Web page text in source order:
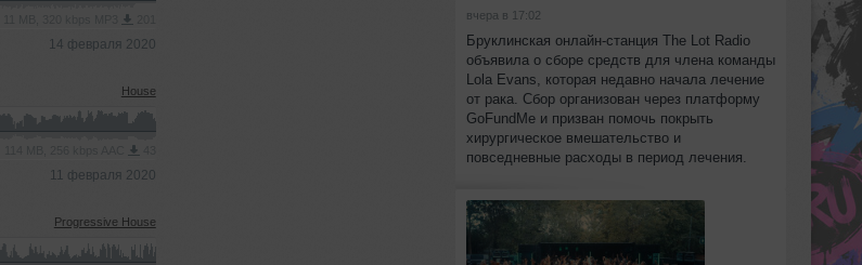
14 февраля 2020
House
11 февраля 2020
Progressive House
вчера в 17:02
Бруклинская онлайн-станция The Lot Radio
объявила о сборе средств для члена команды
Lola Evans, которая недавно начала лечение
от рака. Сбор организован через платформу
GoFundMe и призван помочь покрыть
хирургическое вмешательство и
повседневные расходы в период лечения.